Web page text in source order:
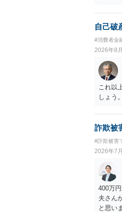
自己破
#消費者金
2026年8
これ以
しょう。
詐欺被
#詐欺被害
2026年7
400万
夫さん
と思い